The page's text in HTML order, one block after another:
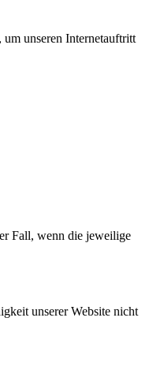
unseren Internetauftritt
Fall, wenn die jeweilige
unserer Website nicht